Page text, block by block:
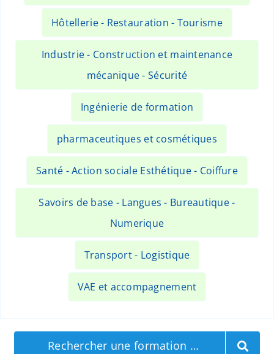
Hôtellerie - Restauration - Tourisme
Industrie - Construction et maintenance
mécanique - Sécurité
Ingénierie de formation
pharmaceutiques et cosmétiques
Santé - Action sociale Esthétique - Coiffure
Savoirs de base - Langues - Bureautique -
Numerique
Transport - Logistique
VAE et accompagnement
Rechercher une formation …